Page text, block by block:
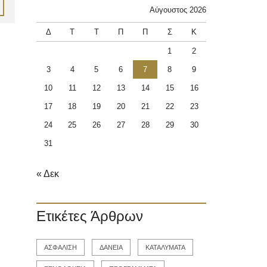
Αύγουστος 2026
Δ Τ Τ Π Π Σ Κ
1 2
3 4 5 6 7 8 9
10 11 12 13 14 15 16
17 18 19 20 21 22 23
24 25 26 27 28 29 30
31
« Δεκ
Ετικέτες Άρθρων
ΑΣΦΑΛΙΣΗ ΔΑΝΕΙΑ ΚΑΤΑΛΥΜΑΤΑ